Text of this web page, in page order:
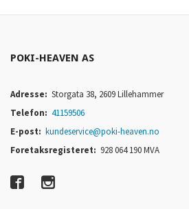
POKI-HEAVEN AS
Adresse: Storgata 38, 2609 Lillehammer
Telefon: 41159506
E-post: kundeservice@poki-heaven.no
Foretaksregisteret: 928 064 190 MVA